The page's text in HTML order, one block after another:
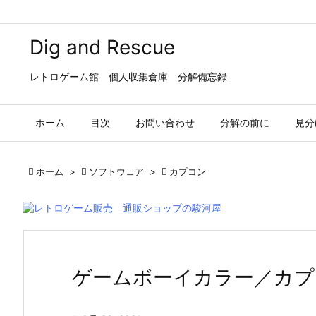
Dig and Rescue
レトロゲーム館 個人収集倉庫 分解備忘録
ホーム 目次 お問い合わせ 分解の前に 見
 ホーム >  ソフトウェア >  カプコン
ゲームボーイカラー／カ